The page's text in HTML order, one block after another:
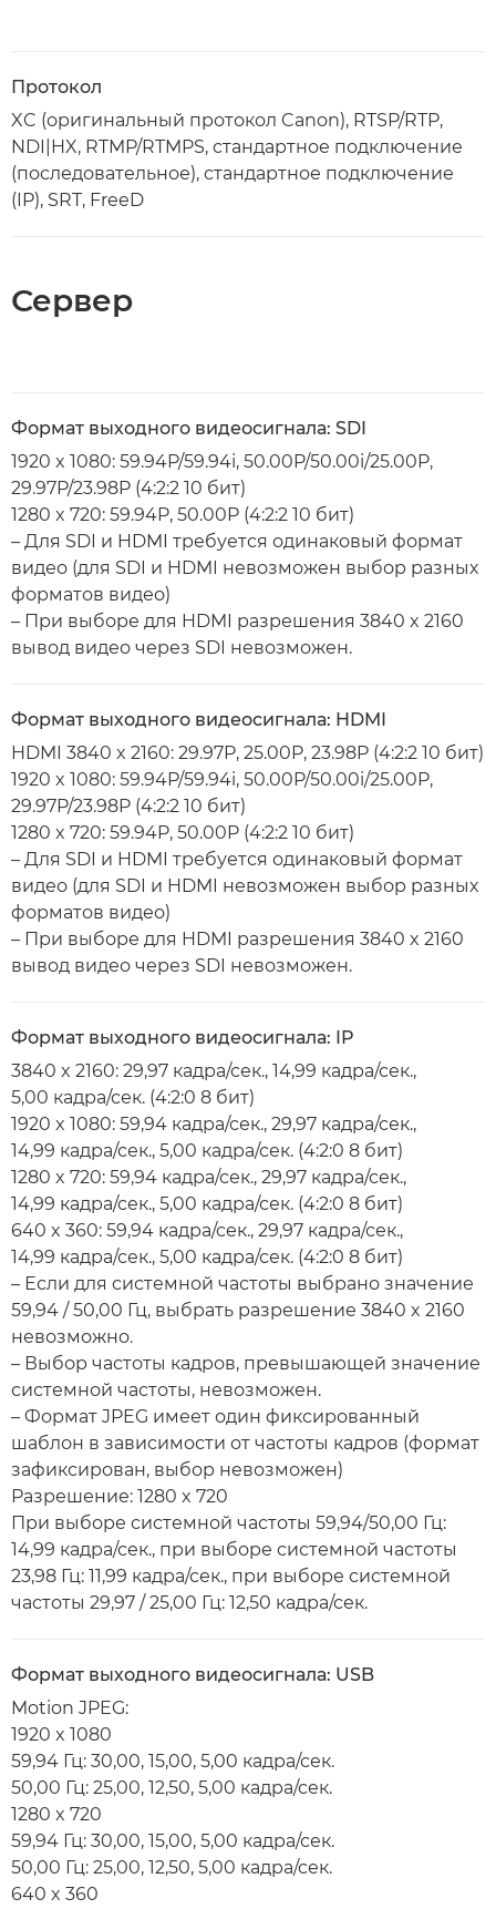
Протокол
XC (оригинальный протокол Canon), RTSP/RTP,
NDI|HX, RTMP/RTMPS, стандартное подключение
(последовательное), стандартное подключение
(IP), SRT, FreeD
Сервер
Формат выходного видеосигнала: SDI
1920 x 1080: 59.94P/59.94i, 50.00P/50.00i/25.00P,
29.97P/23.98P (4:2:2 10 бит)
1280 x 720: 59.94P, 50.00P (4:2:2 10 бит)
– Для SDI и HDMI требуется одинаковый формат
видео (для SDI и HDMI невозможен выбор разных
форматов видео)
– При выборе для HDMI разрешения 3840 x 2160
вывод видео через SDI невозможен.
Формат выходного видеосигнала: HDMI
HDMI 3840 x 2160: 29.97P, 25.00P, 23.98P (4:2:2 10 бит)
1920 x 1080: 59.94P/59.94i, 50.00P/50.00i/25.00P,
29.97P/23.98P (4:2:2 10 бит)
1280 x 720: 59.94P, 50.00P (4:2:2 10 бит)
– Для SDI и HDMI требуется одинаковый формат
видео (для SDI и HDMI невозможен выбор разных
форматов видео)
– При выборе для HDMI разрешения 3840 x 2160
вывод видео через SDI невозможен.
Формат выходного видеосигнала: IP
3840 x 2160: 29,97 кадра/сек., 14,99 кадра/сек.,
5,00 кадра/сек. (4:2:0 8 бит)
1920 x 1080: 59,94 кадра/сек., 29,97 кадра/сек.,
14,99 кадра/сек., 5,00 кадра/сек. (4:2:0 8 бит)
1280 x 720: 59,94 кадра/сек., 29,97 кадра/сек.,
14,99 кадра/сек., 5,00 кадра/сек. (4:2:0 8 бит)
640 x 360: 59,94 кадра/сек., 29,97 кадра/сек.,
14,99 кадра/сек., 5,00 кадра/сек. (4:2:0 8 бит)
– Если для системной частоты выбрано значение
59,94 / 50,00 Гц, выбрать разрешение 3840 x 2160
невозможно.
– Выбор частоты кадров, превышающей значение
системной частоты, невозможен.
– Формат JPEG имеет один фиксированный
шаблон в зависимости от частоты кадров (формат
зафиксирован, выбор невозможен)
Разрешение: 1280 x 720
При выборе системной частоты 59,94/50,00 Гц:
14,99 кадра/сек., при выборе системной частоты
23,98 Гц: 11,99 кадра/сек., при выборе системной
частоты 29,97 / 25,00 Гц: 12,50 кадра/сек.
Формат выходного видеосигнала: USB
Motion JPEG:
1920 x 1080
59,94 Гц: 30,00, 15,00, 5,00 кадра/сек.
50,00 Гц: 25,00, 12,50, 5,00 кадра/сек.
1280 x 720
59,94 Гц: 30,00, 15,00, 5,00 кадра/сек.
50,00 Гц: 25,00, 12,50, 5,00 кадра/сек.
640 x 360